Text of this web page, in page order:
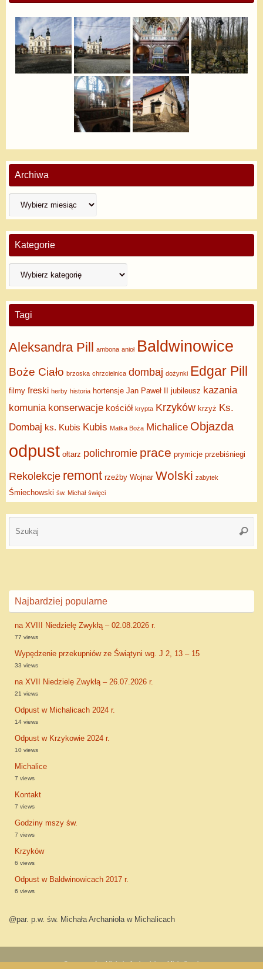
Archiwa
Kategorie
Tagi
Aleksandra Pill ambona anioł Baldwinowice
Boże Ciało brzoska chrzcielnica dombaj dożynki Edgar Pill
filmy freski herby historia hortensje Jan Paweł II jubileusz kazania
komunia konserwacje kościół krypta Krzyków krzyż Ks.
Dombaj ks. Kubis Kubis Matka Boża Michalice Objazda
odpust ołtarz polichromie prace prymicje przebiśniegi
Rekolekcje remont rzeźby Wojnar Wolski zabytek
Śmiechowski św. Michał święci
Najbardziej popularne
na XVIII Niedzielę Zwykłą – 02.08.2026 r.
77 views
Wypędzenie przekupniów ze Świątyni wg. J 2, 13 – 15
33 views
na XVII Niedzielę Zwykłą – 26.07.2026 r.
21 views
Odpust w Michalicach 2024 r.
14 views
Odpust w Krzykowie 2024 r.
10 views
Michalice
7 views
Kontakt
7 views
Godziny mszy św.
7 views
Krzyków
6 views
Odpust w Baldwinowicach 2017 r.
6 views
@par. p.w. św. Michała Archanioła w Michalicach
©par. p.w. św. Michała Archanioła w Michalicach